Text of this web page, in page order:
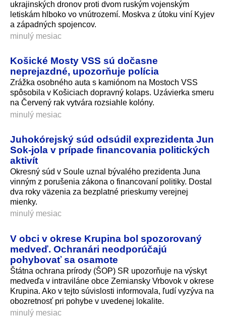
ukrajinských dronov proti dvom ruským vojenským
letiskám hlboko vo vnútrozemí. Moskva z útoku viní Kyjev
a západných spojencov.
minulý mesiac
Košické Mosty VSS sú dočasne
neprejazdné, upozorňuje polícia
Zrážka osobného auta s kamiónom na Mostoch VSS
spôsobila v Košiciach dopravný kolaps. Uzávierka smeru
na Červený rak vytvára rozsiahle kolóny.
minulý mesiac
Juhokórejský súd odsúdil exprezidenta Jun
Sok-jola v prípade financovania politických
aktivít
Okresný súd v Soule uznal bývalého prezidenta Juna
vinným z porušenia zákona o financovaní politiky. Dostal
dva roky väzenia za bezplatné prieskumy verejnej
mienky.
minulý mesiac
V obci v okrese Krupina bol spozorovaný
medveď. Ochranári neodporúčajú
pohybovať sa osamote
Štátna ochrana prírody (ŠOP) SR upozorňuje na výskyt
medveďa v intraviláne obce Zemiansky Vrbovok v okrese
Krupina. Ako v tejto súvislosti informovala, ľudí vyzýva na
obozretnosť pri pohybe v uvedenej lokalite.
minulý mesiac